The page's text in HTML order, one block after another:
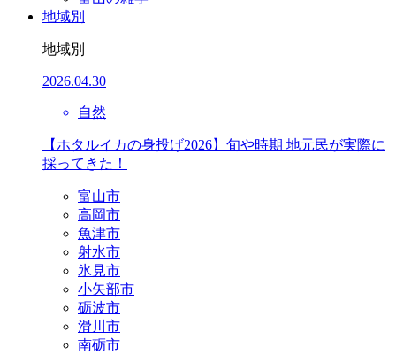
地域別
地域別
2026.04.30
自然
【ホタルイカの身投げ2026】旬や時期 地元民が実際に
採ってきた！
富山市
高岡市
魚津市
射水市
氷見市
小矢部市
砺波市
滑川市
南砺市